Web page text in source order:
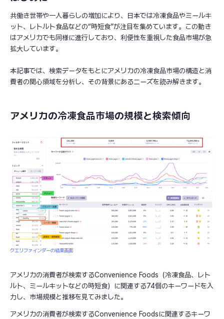
共働き世帯や一人暮らしの増加により、日本では冷凍食品やミールキ
ット、レトルト食品などの“時短食”が注目を集めています。この動き
はアメリカでも同様に進行しており、利便性を重視した食品市場が急
拡大しています。
本記事では、検索データをもとにアメリカの冷凍食品市場の構造と消
費者の関心領域を分析し、その背景にあるニーズを読み解きます。
アメリカの冷凍食品市場の規模と検索傾向
クエリファインダーの結果画面
アメリカの消費者が検索するConvenience Foods（冷凍食品、レト
ルト、ミールキットなどの時短食）に関連する74個のキーワードを入
力し、市場規模と推移を見てみました。
アメリカの消費者が検索するConvenience Foodsに関連するキーワ